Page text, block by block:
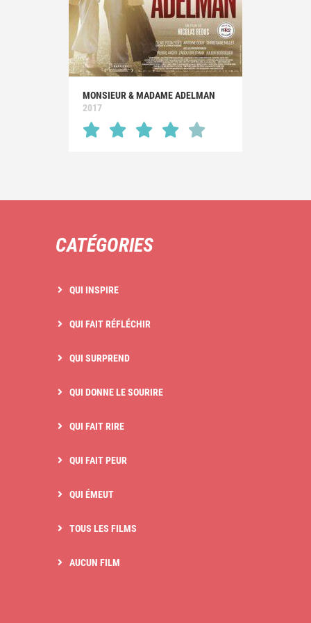
MONSIEUR & MADAME ADELMAN
2017
CATÉGORIES
QUI INSPIRE
QUI FAIT RÉFLÉCHIR
QUI SURPREND
QUI DONNE LE SOURIRE
QUI FAIT RIRE
QUI FAIT PEUR
QUI ÉMEUT
TOUS LES FILMS
AUCUN FILM